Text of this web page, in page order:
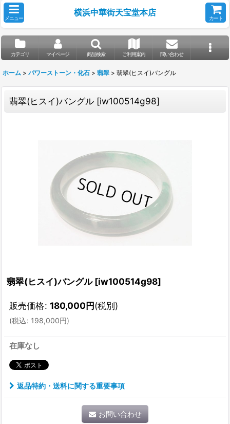
メニュー
横浜中華街天宝堂本店
カート
カテゴリ マイページ 商品検索 ご利用案内 問い合わせ
ホーム > パワーストーン・化石 > 翡翠 > 翡翠(ヒスイ)バングル
翡翠(ヒスイ)バングル [iw100514g98]
翡翠(ヒスイ)バングル [iw100514g98]
販売価格: 180,000円(税別)
(税込: 198,000円)
在庫なし
返品特約・送料に関する重要事項
お問い合わせ